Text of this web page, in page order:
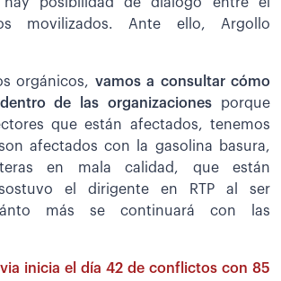
movilizados. Ante ello, Argollo
orgánicos, vamos a consultar cómo
de las organizaciones porque
que están afectados, tenemos
afectados con la gasolina basura,
en mala calidad, que están
sostuvo el dirigente en RTP al ser
más se continuará con las
inicia el día 42 de conflictos con 85